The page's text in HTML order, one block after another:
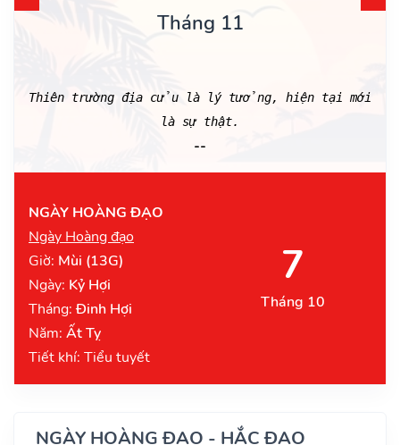
Tháng 11
Thiên trường địa cửu là lý tưởng, hiện tại mới
là sự thật.
--
NGÀY HOÀNG ĐẠO
Ngày Hoàng đạo
Giờ: Mùi (13G)
Ngày: Kỷ Hợi
Tháng: Đinh Hợi
Năm: Ất Tỵ
Tiết khí: Tiểu tuyết
7
Tháng 10
NGÀY HOÀNG ĐẠO - HẮC ĐẠO